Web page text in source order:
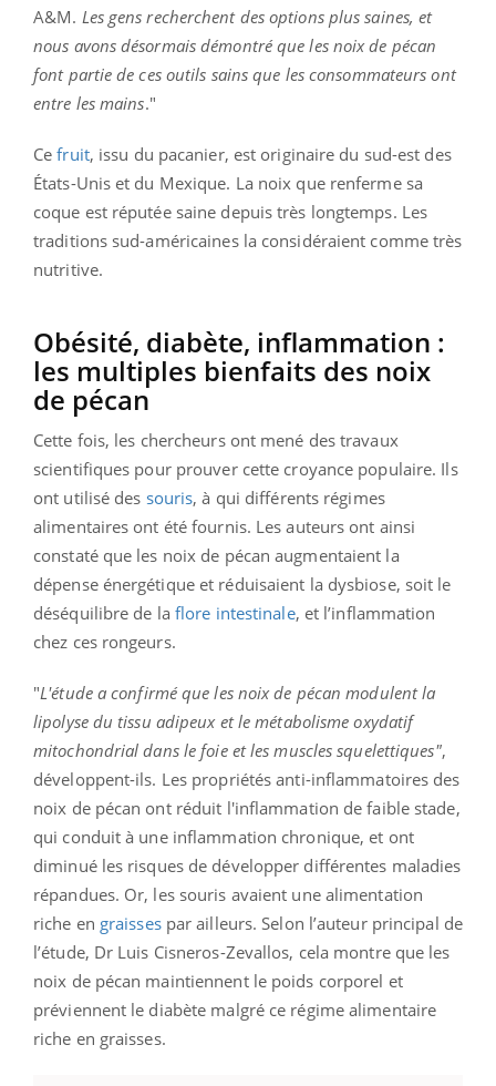
A&M. Les gens recherchent des options plus saines, et
nous avons désormais démontré que les noix de pécan
font partie de ces outils sains que les consommateurs ont
entre les mains."
Cefruit, issu du pacanier, est originaire du sud-est des
États-Unis et du Mexique. La noix que renferme sa
coque est réputée saine depuis très longtemps. Les
traditions sud-américaines la considéraient comme très
nutritive.
Obésité, diabète, inflammation :
les multiples bienfaits des noix
de pécan
Cette fois, les chercheurs ont mené des travaux
scientifiques pour prouver cette croyance populaire. Ils
ont utilisé des souris, à qui différents régimes
alimentaires ont été fournis. Les auteurs ont ainsi
constaté que les noix de pécan augmentaient la
dépense énergétique et réduisaient la dysbiose, soit le
déséquilibre de la flore intestinale, et l’inflammation
chez ces rongeurs.
"L'étude a confirmé que les noix de pécan modulent la
lipolyse du tissu adipeux et le métabolisme oxydatif
mitochondrial dans le foie et les muscles squelettiques",
développent-ils. Les propriétés anti-inflammatoires des
noix de pécan ont réduit l'inflammation de faible stade,
qui conduit à une inflammation chronique, et ont
diminué les risques de développer différentes maladies
répandues. Or, les souris avaient une alimentation
riche en graissespar ailleurs. Selon l’auteur principal de
l’étude, Dr Luis Cisneros-Zevallos, cela montre que les
noix de pécan maintiennent le poids corporel et
préviennent le diabète malgré ce régime alimentaire
riche en graisses.